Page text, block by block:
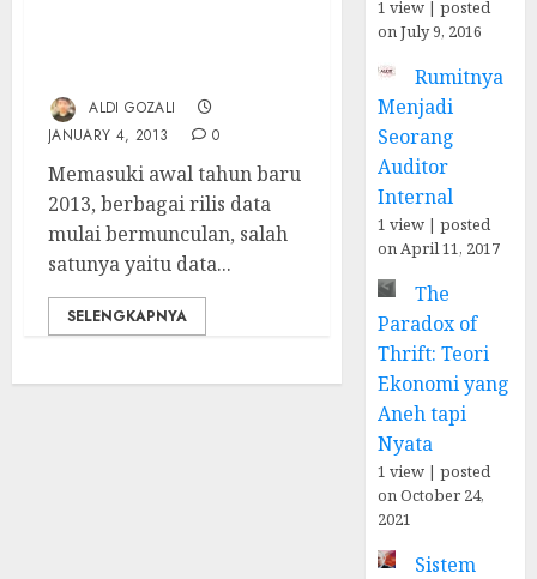
ALDI GOZALI
JANUARY 4, 2013
0
Memasuki awal tahun baru
2013, berbagai rilis data
mulai bermunculan, salah
satunya yaitu data...
SELENGKAPNYA
1 view |posted
on July 9, 2016
Rumitnya
Menjadi
Seorang
Auditor
Internal
1 view |posted
on April 11, 2017
The
Paradox of
Thrift: Teori
Ekonomi yang
Aneh tapi
Nyata
1 view |posted
on October 24,
2021
Sistem